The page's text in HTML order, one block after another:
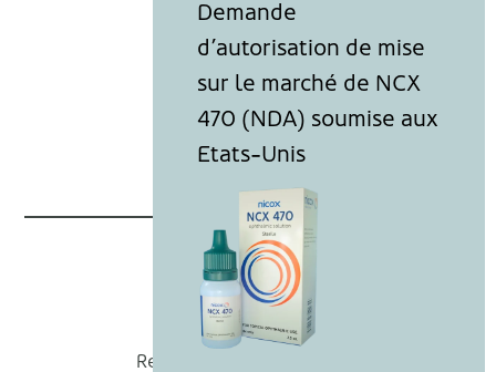
Nicox
Recevoir nos actualités